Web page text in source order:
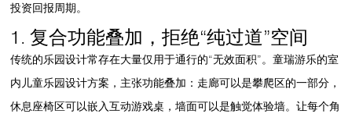
投资回报周期。
1. 复合功能叠加，拒绝“纯过道”空间
传统的乐园设计常存在大量仅用于通行的“无效面积”。童瑞游乐的室
内儿童乐园设计方案，主张功能叠加：走廊可以是攀爬区的一部分，
休息座椅区可以嵌入互动游戏桌，墙面可以是触觉体验墙。让每个角